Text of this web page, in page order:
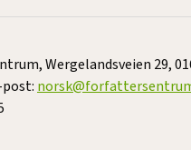
Wergelandsveien 29,
post: